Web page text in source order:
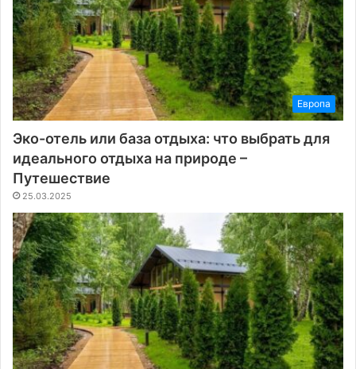
Европа
Эко-отель или база отдыха: что выбрать для
идеального отдыха на природе –
Путешествие
25.03.2025